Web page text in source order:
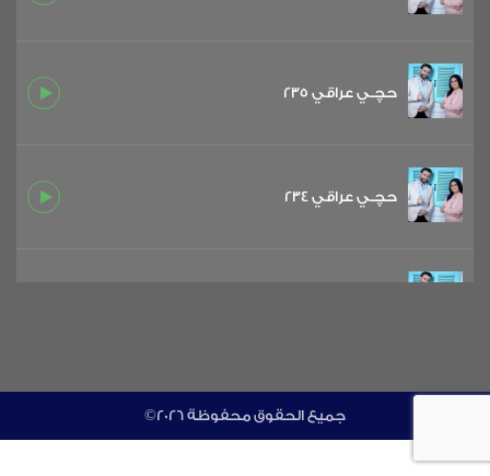
حچـي عراقي 235
حچـي عراقي 234
©جميع الحقوق محفوظة 2026